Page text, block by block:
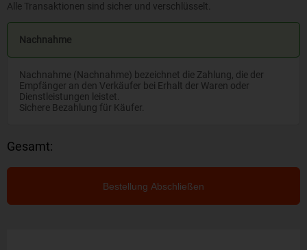
Alle Transaktionen sind sicher und verschlüsselt.
Nachnahme
Nachnahme (Nachnahme) bezeichnet die Zahlung, die der
Empfänger an den Verkäufer bei Erhalt der Waren oder
Dienstleistungen leistet.
Sichere Bezahlung für Käufer.
Gesamt:
Bestellung Abschließen